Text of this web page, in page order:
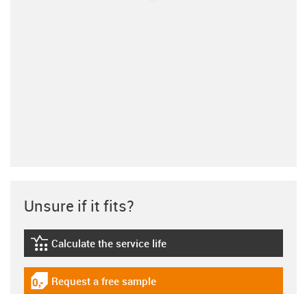
Unsure if it fits?
igus-icon-lebensdauerrechner
Calculate the service life
igus-icon-gratismuster
Request a free sample